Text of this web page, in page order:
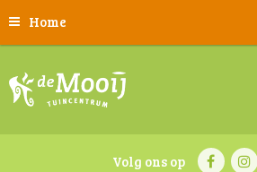
Home
Volg ons op